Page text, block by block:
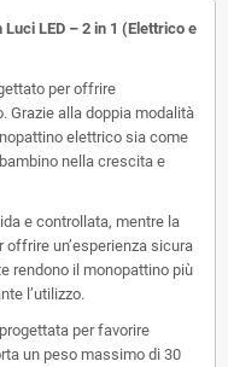
LED – 2 in 1 (Elettrico e
per offrire
Grazie alla doppia modalità
elettrico sia come
nella crescita e
e controllata, mentre la
un’esperienza sicura
rendono il monopattino più
l’utilizzo.
per favorire
un peso massimo di 30